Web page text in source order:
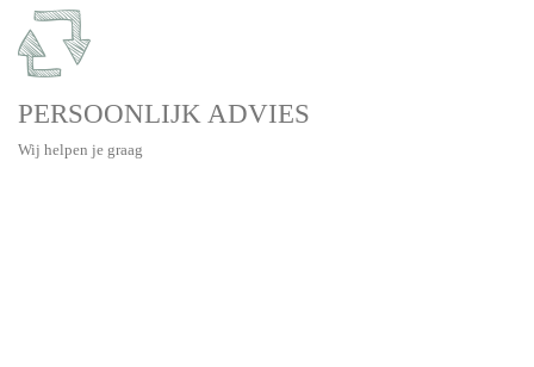
PERSOONLIJK ADVIES
Wij helpen je graag